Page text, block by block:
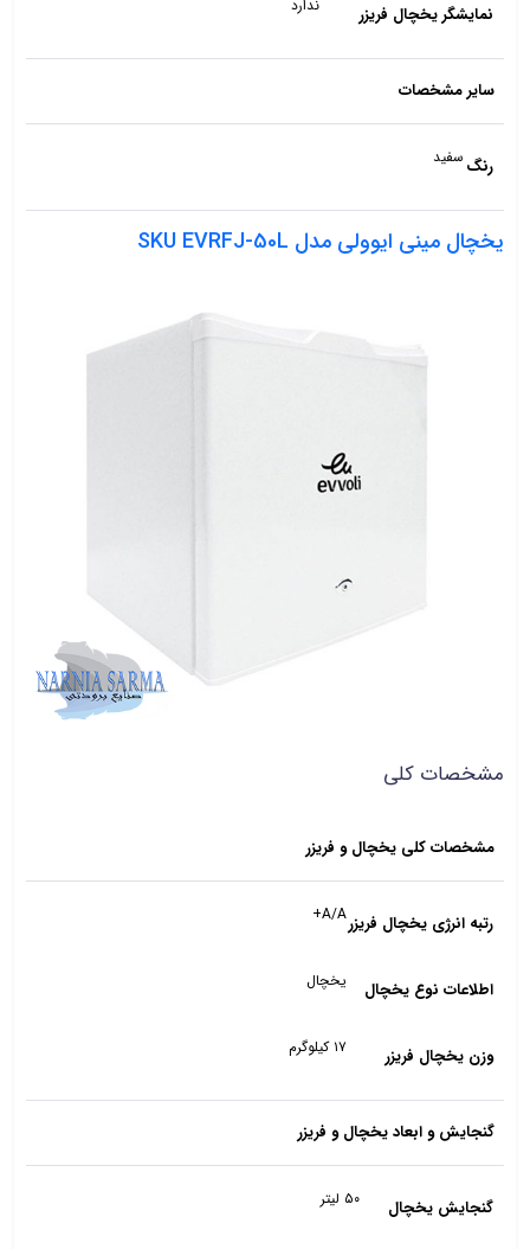
نمایشگر یخچال فریزر ندارد
سایر مشخصات
رنگ سفید
یخچال مینی ایوولی مدل SKU EVRFJ-50L
مشخصات کلی
مشخصات کلی یخچال و فریزر
رتبه انرژی یخچال فریزرA/A+
اطلاعات نوع یخچال یخچال
وزن یخچال فریزر ۱۷ کیلوگرم
گنجایش و ابعاد یخچال و فریزر
گنجایش یخچال ۵۰ لیتر